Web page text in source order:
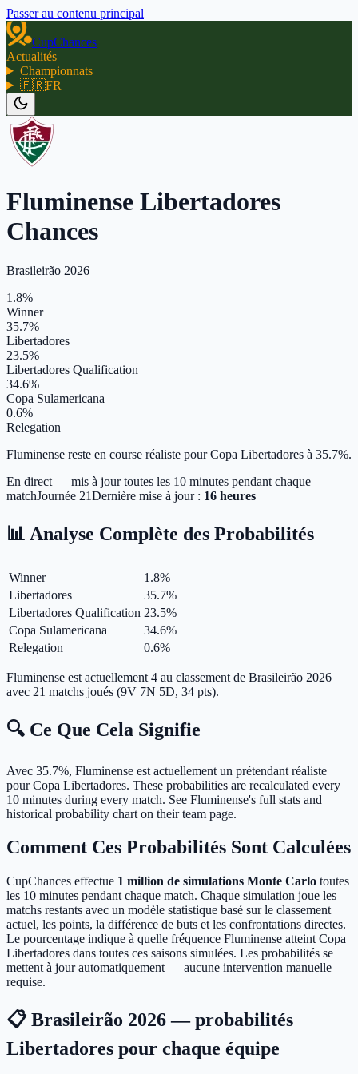
Passer au contenu principal
CupChances
Actualités
Championnats
🇫🇷FR
Fluminense Libertadores
Chances
Brasileirão 2026
1.8%
Winner
35.7%
Libertadores
23.5%
Libertadores Qualification
34.6%
Copa Sulamericana
0.6%
Relegation
Fluminense reste en course réaliste pour Copa Libertadores à 35.7%.
En direct — mis à jour toutes les 10 minutes pendant chaque
matchJournée 21Dernière mise à jour : 16 heures
📊 Analyse Complète des Probabilités
Winner 1.8%
Libertadores
35.7%
Libertadores Qualification 23.5%
Copa Sulamericana
34.6%
Relegation
0.6%
Fluminense est actuellement 4 au classement de Brasileirão 2026
avec 21 matchs joués (9V 7N 5D, 34 pts).
🔍 Ce Que Cela Signifie
Avec 35.7%, Fluminense est actuellement un prétendant réaliste
pour Copa Libertadores. These probabilities are recalculated every
10 minutes during every match. See Fluminense's full stats and
historical probability chart on their team page.
Comment Ces Probabilités Sont Calculées
CupChances effectue 1 million de simulations Monte Carlo toutes
les 10 minutes pendant chaque match. Chaque simulation joue les
matchs restants avec un modèle statistique basé sur le classement
actuel, les points, la différence de buts et les confrontations directes.
Le pourcentage indique à quelle fréquence Fluminense atteint Copa
Libertadores dans toutes ces saisons simulées. Les probabilités se
mettent à jour automatiquement — aucune intervention manuelle
requise.
📋 Brasileirão 2026 — probabilités
Libertadores pour chaque équipe